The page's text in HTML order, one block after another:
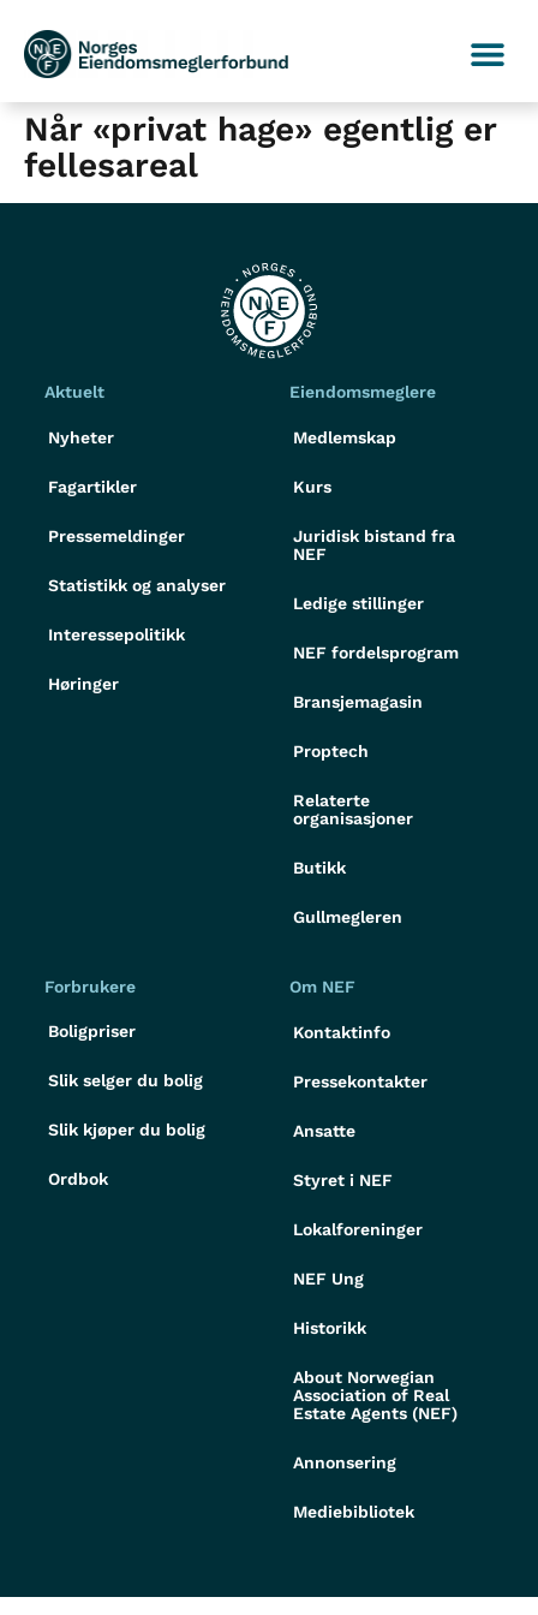
Når «privat hage» egentlig er
fellesareal
Aktuelt
Nyheter
Fagartikler
Pressemeldinger
Statistikk og analyser
Interessepolitikk
Høringer
Eiendomsmeglere
Medlemskap
Kurs
Juridisk bistand fra
NEF
Ledige stillinger
NEF fordelsprogram
Bransjemagasin
Proptech
Relaterte
organisasjoner
Butikk
Gullmegleren
Forbrukere
Boligpriser
Slik selger du bolig
Slik kjøper du bolig
Ordbok
Om NEF
Kontaktinfo
Pressekontakter
Ansatte
Styret i NEF
Lokalforeninger
NEF Ung
Historikk
About Norwegian
Association of Real
Estate Agents (NEF)
Annonsering
Mediebibliotek